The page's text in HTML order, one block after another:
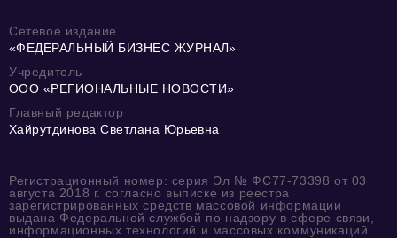
Сетевое издание
«ФЕДЕРАЛЬНЫЙ БИЗНЕС ЖУРНАЛ»
Учредитель
ООО «РЕГИОНАЛЬНЫЕ НОВОСТИ»
Главный редактор
Хайрутдинова Светлана Юрьевна
Регистрационный номер: серия Эл № ФС77-73398 от 03
августа 2018 г. согласно выписке из реестра
зарегистрированных средств массовой информации
выдана Федеральной службой по надзору в сфере связи,
информационных технологий и массовых коммуникаций.